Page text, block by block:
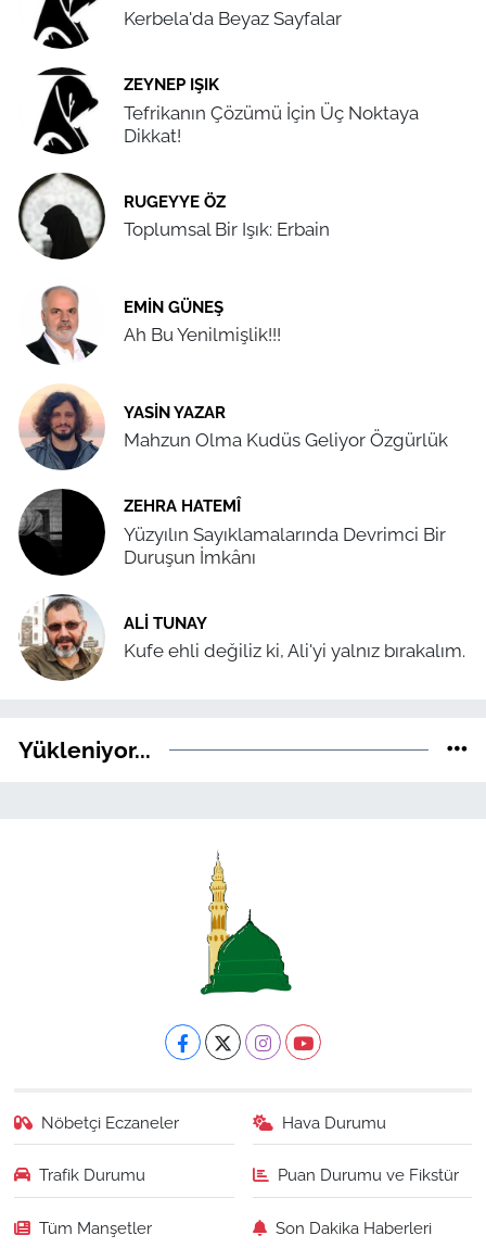
Kerbela'da Beyaz Sayfalar
ZEYNEP IŞIK
Tefrikanın Çözümü İçin Üç Noktaya
Dikkat!
RUGEYYE ÖZ
Toplumsal Bir Işık: Erbain
EMIN GÜNEŞ
Ah Bu Yenilmişlik!!!
YASIN YAZAR
Mahzun Olma Kudüs Geliyor Özgürlük
ZEHRA HATEMÎ
Yüzyılın Sayıklamalarında Devrimci Bir
Duruşun İmkânı
ALI TUNAY
Kufe ehli değiliz ki, Ali'yi yalnız bırakalım.
Yükleniyor...
Nöbetçi Eczaneler Hava Durumu
Trafik Durumu Puan Durumu ve Fikstür
Tüm Manşetler Son Dakika Haberleri